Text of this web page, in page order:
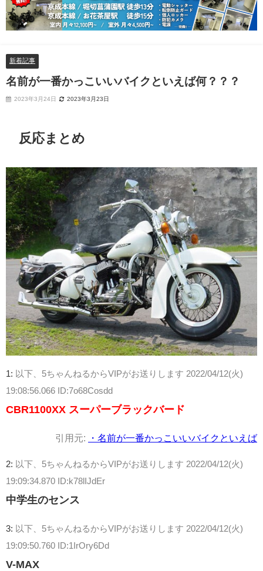
新着記事
名前が一番かっこいいバイクといえば何？？？
2023年3月24日 2023年3月23日
反応まとめ
1: 以下、5ちゃんねるからVIPがお送りします 2022/04/12(火)
19:08:56.066 ID:7o68Cosdd
CBR1100XX スーパーブラックバード
引用元: ・名前が一番かっこいいバイクといえば
2: 以下、5ちゃんねるからVIPがお送りします 2022/04/12(火)
19:09:34.870 ID:k78lIJdEr
中学生のセンス
3: 以下、5ちゃんねるからVIPがお送りします 2022/04/12(火)
19:09:50.760 ID:1IrOry6Dd
V-MAX